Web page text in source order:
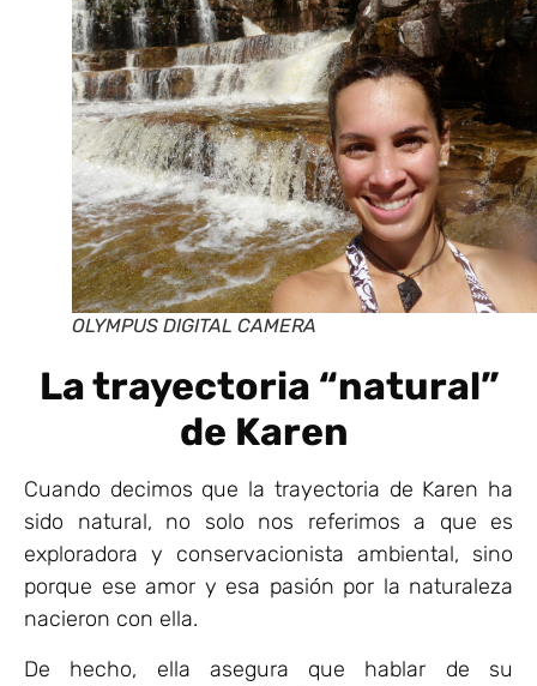
OLYMPUS DIGITAL CAMERA
La trayectoria “natural”
de Karen
Cuando decimos que la trayectoria de Karen ha
sido natural, no solo nos referimos a que es
exploradora y conservacionista ambiental, sino
porque ese amor y esa pasión por la naturaleza
nacieron con ella.
De hecho, ella asegura que hablar de su